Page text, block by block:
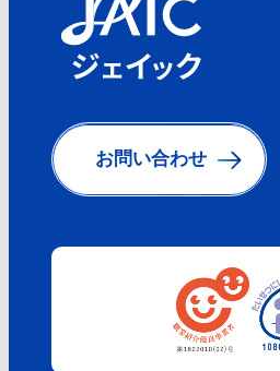
お問い合わせ